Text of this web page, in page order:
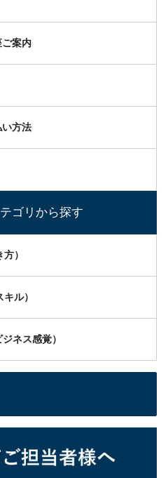
ご案内
方法
ゴリから探す
）
ル）
ネス感覚）